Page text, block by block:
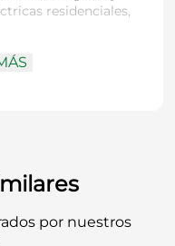
residenciales,
de cables
por nuestros